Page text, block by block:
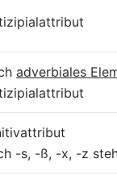
adverbiales
-s, -ß, -x, -z